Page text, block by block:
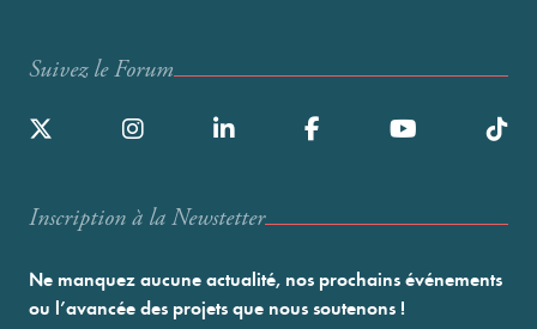
Suivez le Forum
Inscription à la Newstetter
Ne manquez aucune actualité, nos prochains événements
ou l’avancée des projets que nous soutenons !